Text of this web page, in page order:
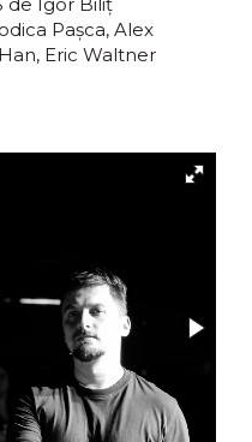
Pașca, Alex
Eric Waltner